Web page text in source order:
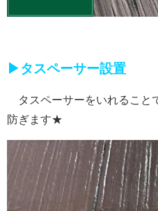
▶タスペーサー設置
タスペーサーをいれること
防ぎます★